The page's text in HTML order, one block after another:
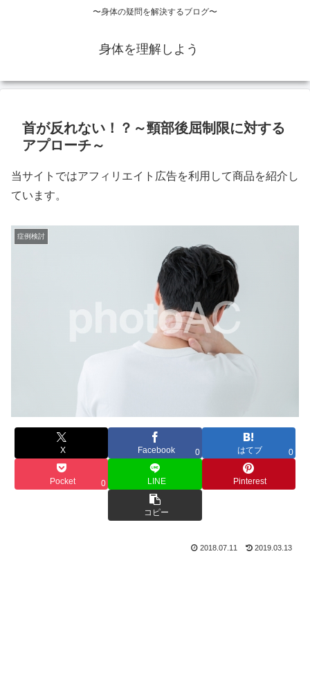
〜身体の疑問を解決するブログ〜
身体を理解しよう
首が反れない！？～頸部後屈制限に対する
アプローチ～
当サイトではアフィリエイト広告を利用して商品を紹介し
ています。
症例検討
X Facebook 0 はてブ 0
Pocket 0 LINE Pinterest
コピー
2018.07.11 2019.03.13